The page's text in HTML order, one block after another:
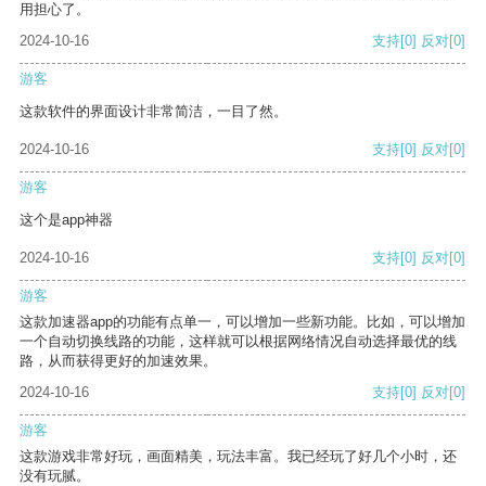
用担心了。
2024-10-16
支持[0] 反对[0]
游客
这款软件的界面设计非常简洁，一目了然。
2024-10-16 支持[0] 反对[0]
游客
这个是app神器
2024-10-16 支持[0] 反对[0]
游客
这款加速器app的功能有点单一，可以增加一些新功能。比如，可以增加
一个自动切换线路的功能，这样就可以根据网络情况自动选择最优的线
路，从而获得更好的加速效果。
2024-10-16
支持[0] 反对[0]
游客
这款游戏非常好玩，画面精美，玩法丰富。我已经玩了好几个小时，还
没有玩腻。